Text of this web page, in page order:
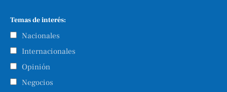
Temas de interés:
Nacionales
Internacionales
Opinión
Negocios